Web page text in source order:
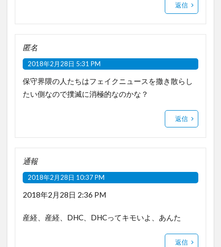
返信
匿名
2018年2月28日 5:31 PM
保守界隈の人たちはフェイクニュースを撒き散らし
たい側なので撲滅に消極的なのかな？
返信
通報
2018年2月28日 10:37 PM
2018年2月28日 2:36 PM
産経、産経、DHC、DHCってキモいよ、あんた
返信